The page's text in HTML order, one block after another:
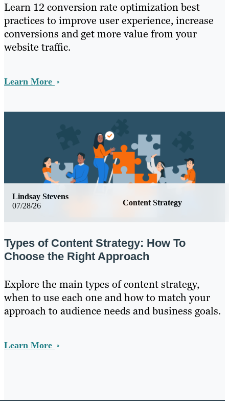
Learn 12 conversion rate optimization best
practices to improve user experience, increase
conversions and get more value from your
website traffic.
Learn More
07/28/26 Content Strategy
Lindsay Stevens
Types of Content Strategy: How To
Choose the Right Approach
Explore the main types of content strategy,
when to use each one and how to match your
approach to audience needs and business goals.
Learn More